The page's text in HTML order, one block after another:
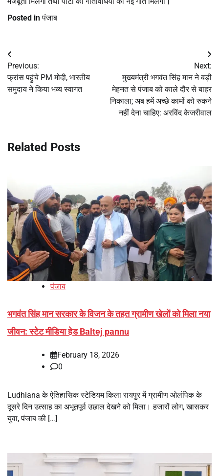
Posted inपंजाब
Post
navigation
Previous:
फ्रांस पहुंचे PM मोदी, भारतीय
समुदाय ने किया भव्य स्वागत
Next:
मुख्यमंत्री भगवंत सिंह मान ने बड़ी
मेहनत से पंजाब को काले दौर से बाहर
निकाला; अब हमें अच्छे कामों को रुकने
नहीं देना चाहिए: अरविंद केजरीवाल
Related Posts
पंजाब
भगवंत सिंह मान सरकार के विजन के तहत ग्रामीण खेलों को मिला नया
जीवन: स्टेट मीडिया हेड Baltej pannu
February 18, 2026
0
Ludhiana के ऐतिहासिक स्टेडियम किला रायपुर में ग्रामीण ओलंपिक के
दूसरे दिन उत्साह का अभूतपूर्व उछाल देखने को मिला। हजारों लोग, खासकर
युवा, पंजाब की […]